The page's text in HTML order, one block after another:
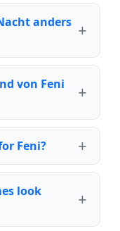
anders
von Feni
Feni?
look